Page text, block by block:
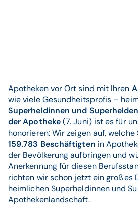
Apotheken vor Ort sind mit Ihren
wie viele Gesundheitsprofis –
Superheldinnen und
der Apotheke(7. Juni) ist es für
honorieren: Wir zeigen auf, welche
159.783 Beschäftigten in
der Bevölkerung aufbringen und
Anerkennung für diesen
richten wir schon jetzt ein großes
heimlichen Superheldinnen und
Apothekenlandschaft.